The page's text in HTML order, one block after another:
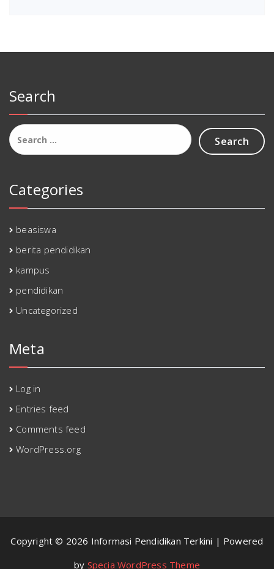
Search
Search
for:
Categories
beasiswa
berita pendidikan
kampus
pendidikan
Uncategorized
Meta
Log in
Entries feed
Comments feed
WordPress.org
Copyright © 2026 Informasi Pendidikan Terkini | Powered
by Specia WordPress Theme